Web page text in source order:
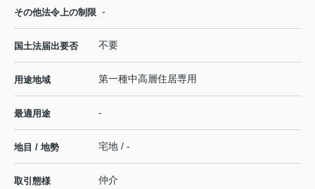
その他法令上の制限 -
国土法届出要否 不要
用途地域 第一種中高層住居専用
最適用途 -
地目 / 地勢 宅地 / -
取引態様 仲介